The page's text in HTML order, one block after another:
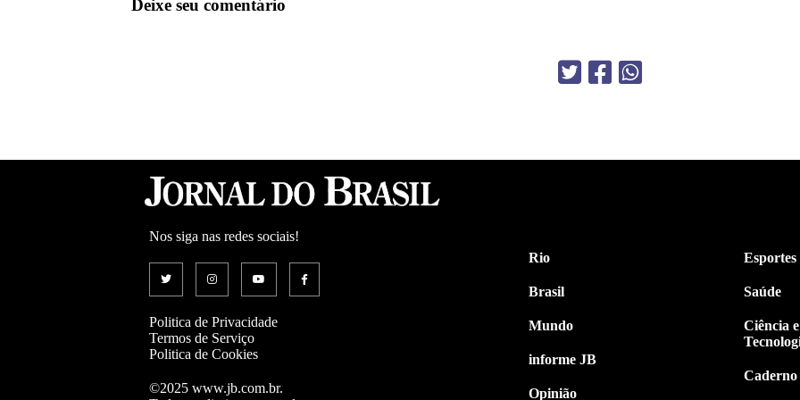
Deixe seu comentário
Nos siga nas redes sociais!
Politica de Privacidade
Termos de Serviço
Politica de Cookies
©2025 www.jb.com.br.
Rio
Brasil
Mundo
informe JB
Opinião
Esportes
Saúde
Ciência e
Caderno